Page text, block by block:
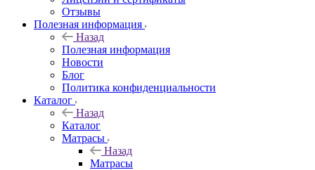
Отзывы
Полезная информация
Назад
Полезная информация
Новости
Блог
Политика конфиденциальности
Каталог
Назад
Каталог
Матрасы
Назад
Матрасы